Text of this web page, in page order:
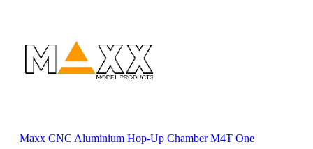
Maxx CNC Aluminium Hop-Up Chamber M4T One